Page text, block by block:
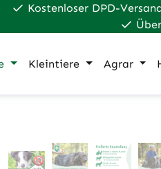
Kostenloser DPD-
Kleintiere Agrar